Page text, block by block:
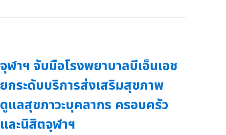
จุฬาฯ จับมือโรงพยาบาลบีเอ็นเอช
ยกระดับบริการส่งเสริมสุขภาพ
ดูแลสุขภาวะบุคลากร ครอบครัว
และนิสิตจุฬาฯ